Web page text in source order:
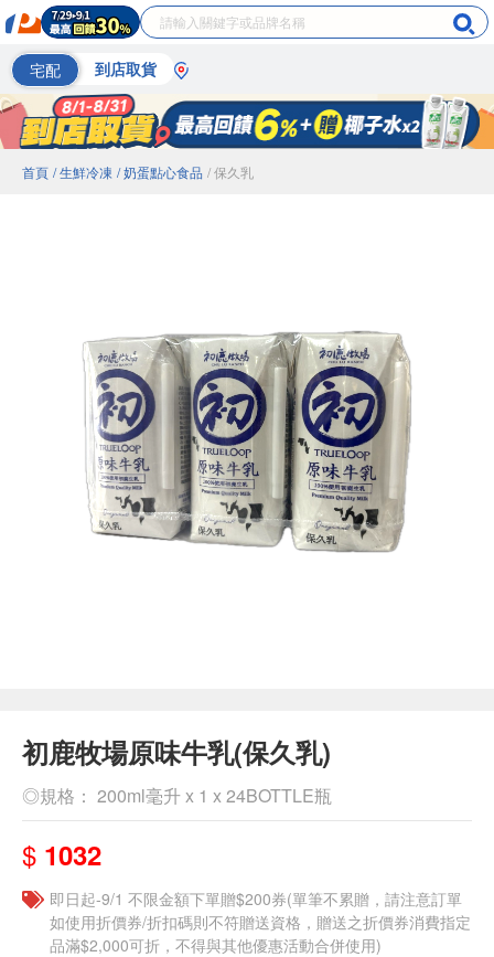
宅配 到店取貨
首頁 / 生鮮冷凍 / 奶蛋點心食品 / 保久乳
初鹿牧場原味牛乳(保久乳)
◎規格： 200ml毫升 x 1 x 24BOTTLE瓶
$ 1032
即日起-9/1 不限金額下單贈$200券(單筆不累贈，請注意訂單
如使用折價券/折扣碼則不符贈送資格，贈送之折價券消費指定
品滿$2,000可折，不得與其他優惠活動合併使用)